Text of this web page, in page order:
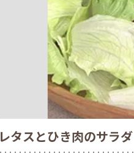
レタスとひき肉のサラダ